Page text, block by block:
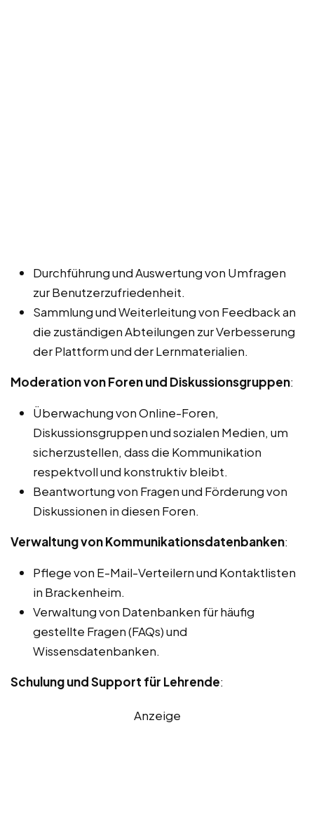
Durchführung und Auswertung von Umfragen
zur Benutzerzufriedenheit.
Sammlung und Weiterleitung von Feedback an
die zuständigen Abteilungen zur Verbesserung
der Plattform und der Lernmaterialien.
Moderation von Foren und Diskussionsgruppen:
Überwachung von Online-Foren,
Diskussionsgruppen und sozialen Medien, um
sicherzustellen, dass die Kommunikation
respektvoll und konstruktiv bleibt.
Beantwortung von Fragen und Förderung von
Diskussionen in diesen Foren.
Verwaltung von Kommunikationsdatenbanken:
Pflege von E-Mail-Verteilern und Kontaktlisten
in Brackenheim.
Verwaltung von Datenbanken für häufig
gestellte Fragen (FAQs) und
Wissensdatenbanken.
Schulung und Support für Lehrende:
Anzeige